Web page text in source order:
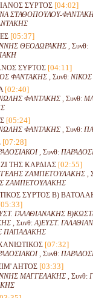
ΣΥΡΤΟΣ [04:02]
ΣΤΑΘΟΠΟΥΛΟΥ-
[05:37]
ΘΕΟΔΩΡΑΚΗΣ, Συνθ:
ΣΥΡΤΟΣ [04:11]
ΦΑΝΤΑΚΗΣ, Συνθ:
[02:40]
ΦΑΝΤΑΚΗΣ, Συνθ:
[05:24]
ΦΑΝΤΑΚΗΣ, Συνθ:
[07:28]
, Συνθ:
ΤΗΣ ΚΑΡΔΙΑΣ [02:55]
ΖΑΜΠΕΤΟΥΛΑΚΗΣ,
ΖΑΜΠΕΤΟΥΛΑΚΗΣ
ΣΥΡΤΟΣ Β)
ΓΑΛΑΘΙΑΝΑΚΗΣ
, Συνθ:Α)ΕΥΣΤ.
ΠΑΠΑΔΑΚΗΣ
[07:32]
, Συνθ:
ΑΗΤΟΣ [03:33]
ΜΑΓΓΕΛΑΚΗΣ, Συνθ: